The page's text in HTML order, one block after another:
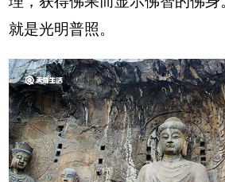
就是光明普照。